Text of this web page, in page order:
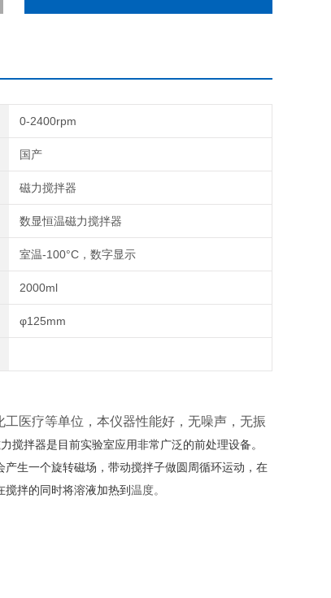
0-2400rpm
国产
磁力搅拌器
数显恒温磁力搅拌器
室温-100°C，数字显示
2000ml
φ125mm
医疗等单位，本仪器性能好，无噪声，无振
搅拌器是目前实验室应用非常广泛的前处理设备。
生一个旋转磁场，带动搅拌子做圆周循环运动，在
拌的同时将溶液加热到温度。